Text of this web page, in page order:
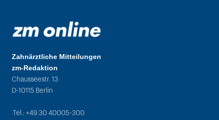
Zahnärztliche Mitteilungen
zm-Redaktion
Chausseestr. 13
D-10115 Berlin
Tel.: +49 30 40005-300